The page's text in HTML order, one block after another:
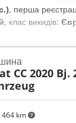
, перша
, клас викидів:
km
CC 2020 Bj.